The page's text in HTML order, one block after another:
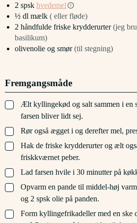
2 spsk hvedemel
½ dl mælk ( eller fløde)
2 håndfulde friske krydderurter (jeg
basilikum)
olivenolie og smør (til stegning)
Fremgangsmåde
▢
Ælt kyllingekød og salt sammen i en
farsen bliver lidt sej.
▢
Rør også ægget i og derefter mel,
▢
Hak de friske krydderurter og ælt
friskkværnet peber.
▢
Lad farsen hvile i 30 minutter på
▢
Opvarm en pande til middel-høj
og 2 spsk olie på panden.
▢
Form kyllingefrikadeller med en ske